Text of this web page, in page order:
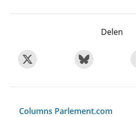
Delen
Columns Parlement.com